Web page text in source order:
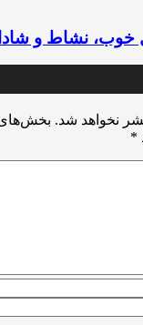
خوب، نشاط و
نخواهد شد. بخش‌های
*